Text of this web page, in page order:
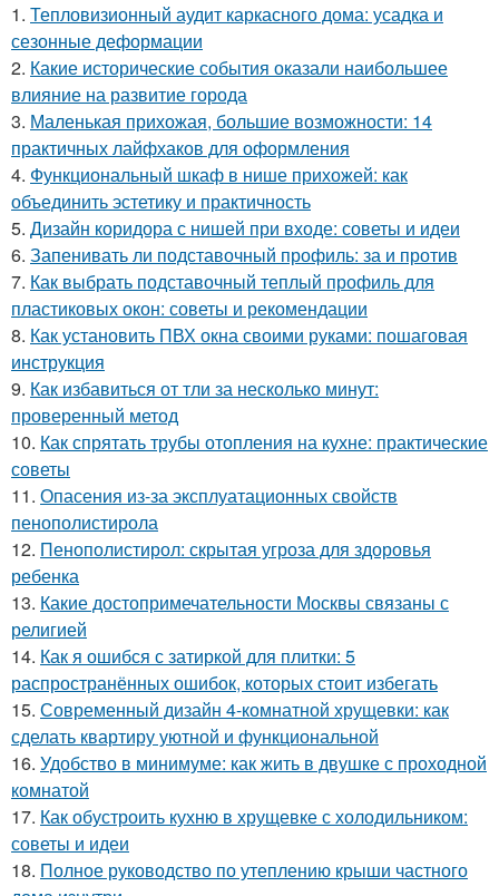
1. Тепловизионный аудит каркасного дома: усадка и
сезонные деформации
2. Какие исторические события оказали наибольшее
влияние на развитие города
3. Маленькая прихожая, большие возможности: 14
практичных лайфхаков для оформления
4. Функциональный шкаф в нише прихожей: как
объединить эстетику и практичность
5. Дизайн коридора с нишей при входе: советы и идеи
6. Запенивать ли подставочный профиль: за и против
7. Как выбрать подставочный теплый профиль для
пластиковых окон: советы и рекомендации
8. Как установить ПВХ окна своими руками: пошаговая
инструкция
9. Как избавиться от тли за несколько минут:
проверенный метод
10. Как спрятать трубы отопления на кухне: практические
советы
11. Опасения из-за эксплуатационных свойств
пенополистирола
12. Пенополистирол: скрытая угроза для здоровья
ребенка
13. Какие достопримечательности Москвы связаны с
религией
14. Как я ошибся с затиркой для плитки: 5
распространённых ошибок, которых стоит избегать
15. Современный дизайн 4-комнатной хрущевки: как
сделать квартиру уютной и функциональной
16. Удобство в минимуме: как жить в двушке с проходной
комнатой
17. Как обустроить кухню в хрущевке с холодильником:
советы и идеи
18. Полное руководство по утеплению крыши частного